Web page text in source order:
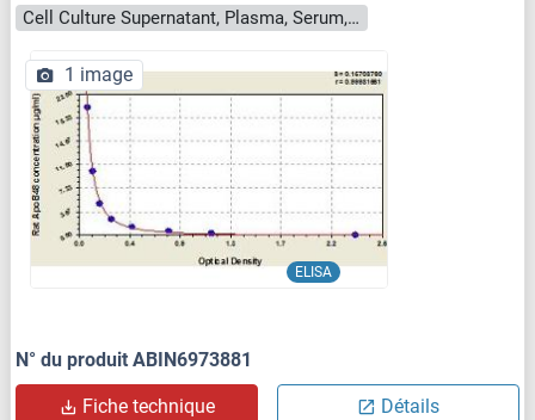
Cell Culture Supernatant, Plasma, Serum, Tissue Homogenate
ELISA
1 image
N° du produit ABIN6973881
Fiche technique Détails